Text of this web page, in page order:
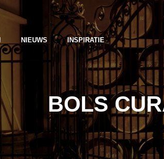
NIEUWS INSPIRATIE
BOLS